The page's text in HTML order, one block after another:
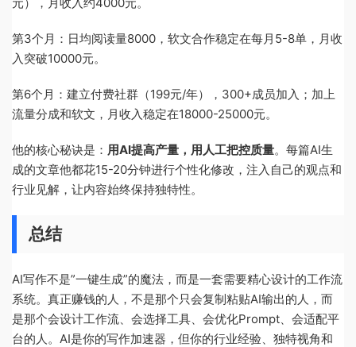
第3个月：日均阅读量8000，软文合作稳定在每月5-8单，月收
入突破10000元。
第6个月：建立付费社群（199元/年），300+成员加入；加上
流量分成和软文，月收入稳定在18000-25000元。
他的核心秘诀是： 用AI提高产量，用人工把控质量。每篇AI生
成的文章他都花15-20分钟进行个性化修改，注入自己的观点和
行业见解，让内容始终保持独特性。
总结
AI写作不是”一键生成”的魔法，而是一套需要精心设计的工作流
系统。真正赚钱的人，不是那个只会复制粘贴AI输出的人，而
是那个会设计工作流、会选择工具、会优化Prompt、会适配平
台的人。AI是你的写作加速器，但你的行业经验、独特视角和